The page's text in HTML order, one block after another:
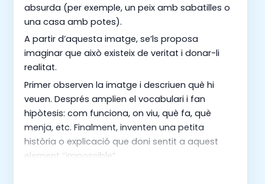
absurda (per exemple, un peix amb sabatilles o
una casa amb potes).
A partir d’aquesta imatge, se’ls proposa
imaginar que això existeix de veritat i donar-li
realitat.
Primer observen la imatge i descriuen què hi
veuen. Després amplien el vocabulari i fan
hipòtesis: com funciona, on viu, què fa, què
menja, etc. Finalment, inventen una petita
història o explicació que doni sentit a aquest
element “impossible”.